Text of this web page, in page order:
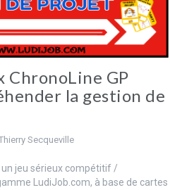
ChronoLine GP
la gestion de
Secqueville
un jeu sérieux compétitif /
LudiJob.com, à base de cartes
Outil annuel de
rétrospective et
projection – Le
YearCompass